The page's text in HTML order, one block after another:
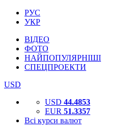
РУС
УКР
ВІДЕО
ФОТО
НАЙПОПУЛЯРНІШІ
СПЕЦПРОЕКТИ
USD
USD 44.4853
EUR 51.3357
Всі курси валют